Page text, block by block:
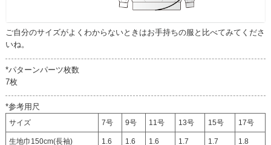
ご自分のサイズがよくわからないときはお手持ちの服と比べてみてくださ
いね。
*パターンパーツ枚数
7枚
*参考用尺
サイズ 7号 9号 11号 13号 15号 17号
生地巾150cm(長袖) 1.6 1.6 1.6 1.7 1.7 1.8